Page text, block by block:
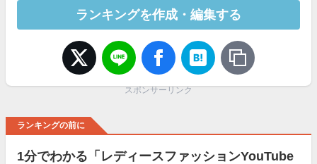
ランキングを作成・編集する
スポンサーリンク
ランキングの前に
1分でわかる「レディースファッションYouTube